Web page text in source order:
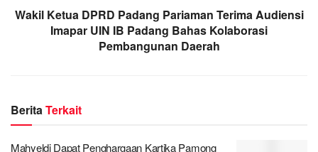
Wakil Ketua DPRD Padang Pariaman Terima Audiensi
Imapar UIN IB Padang Bahas Kolaborasi
Pembangunan Daerah
BeritaTerkait
Mahyeldi Dapat Penghargaan Kartika Pamong